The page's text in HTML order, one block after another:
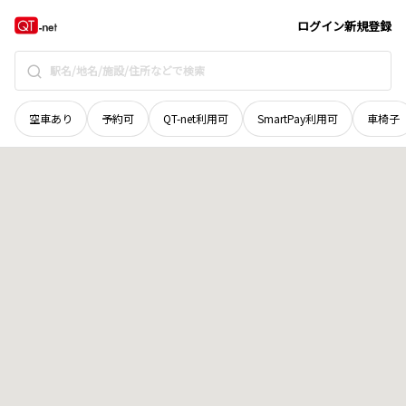
ログイン新規登録
空車あり 予約可 QT-net利用可 SmartPay利用可 車椅子
岩手県